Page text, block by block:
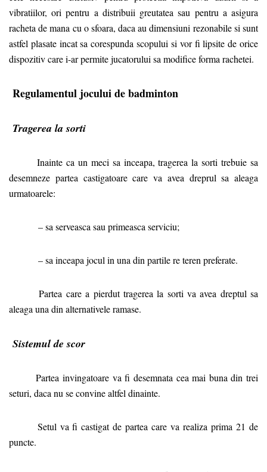
vibratiilor, ori pentru a distribuii greutatea sau pentru a asigura
racheta de mana cu o sfoara, daca au dimensiuni rezonabile si sunt
astfel plasate incat sa corespunda scopului si vor fi lipsite de orice
dispozitiv care i-ar permite jucatorului sa modifice forma rachetei.
Regulamentul jocului de badminton
Tragerea la sorti
Inainte ca un meci sa inceapa, tragerea la sorti trebuie sa
desemneze partea castigatoare care va avea dreprul sa aleaga
urmatoarele:
– sa serveasca sau primeasca serviciu;
– sa inceapa jocul in una din partile re teren preferate.
Partea care a pierdut tragerea la sorti va avea dreptul sa
aleaga una din alternativele ramase.
Sistemul de scor
Partea invingatoare va fi desemnata cea mai buna din trei
seturi, daca nu se convine altfel dinainte.
Setul va fi castigat de partea care va realiza prima 21 de
puncte.